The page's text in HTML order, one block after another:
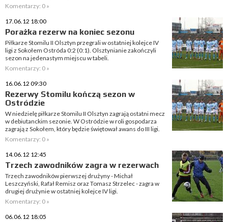
Komentarzy: 0 »
17.06.12 18:00
Porażka rezerw na koniec sezonu
Piłkarze Stomilu II Olsztyn przegrali w ostatniej kolejce IV
ligi z Sokołem Ostróda 0:2 (0:1). Olsztynianie zakończyli
sezon na jedenastym miejscu w tabeli.
Komentarzy: 0 »
16.06.12 09:30
Rezerwy Stomilu kończą sezon w
Ostródzie
W niedzielę piłkarze Stomilu II Olsztyn zagrają ostatni mecz
w debiutanckim sezonie. W Ostródzie w roli gospodarza
zagrają z Sokołem, który będzie świętował awans do III ligi.
Komentarzy: 0 »
14.06.12 12:45
Trzech zawodników zagra w rezerwach
Trzech zawodników pierwszej drużyny - Michał
Leszczyński, Rafał Remisz oraz Tomasz Strzelec - zagra w
drugiej drużynie w ostatniej kolejce IV ligi.
Komentarzy: 0 »
06.06.12 18:05